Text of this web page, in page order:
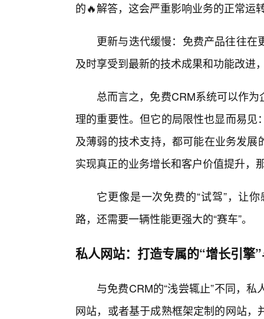
的🔥解答，这会严重影响业务的正常运
更新与迭代缓慢：免费产品往往
及时享受到最新的技术成果和功能改进
总而言之，免费CRM系统可以作
理的重要性。但它的局限性也显而易
及薄弱的技术支持，都可能在业务发展
实现真正的业务增长和客户价值提升，
它更像是一次免费的“试驾”，让
路，还需要一辆性能更强大的“赛车”。
私人网站：打造专属的“增长引擎
与免费CRM的“浅尝辄止”不同，
网站，或者基于成熟框架定制的网站